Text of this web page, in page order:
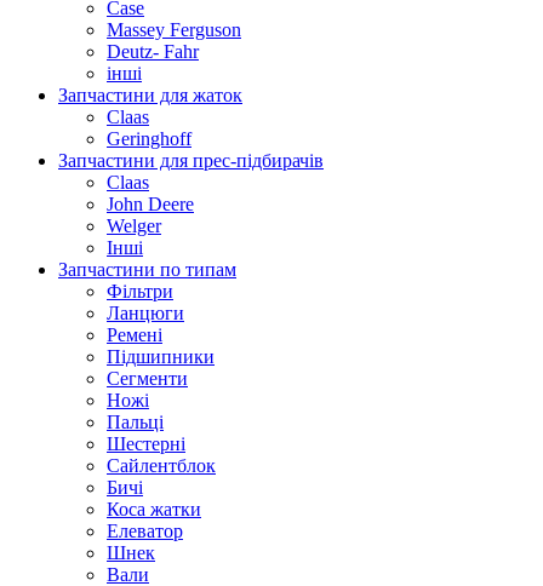
Case
Massey Ferguson
Deutz- Fahr
інші
Запчастини для жаток
Claas
Geringhoff
Запчастини для прес-підбирачів
Claas
John Deere
Welger
Інші
Запчастини по типам
Фільтри
Ланцюги
Ремені
Підшипники
Сегменти
Ножі
Пальці
Шестерні
Сайлентблок
Бичі
Коса жатки
Елеватор
Шнек
Вали